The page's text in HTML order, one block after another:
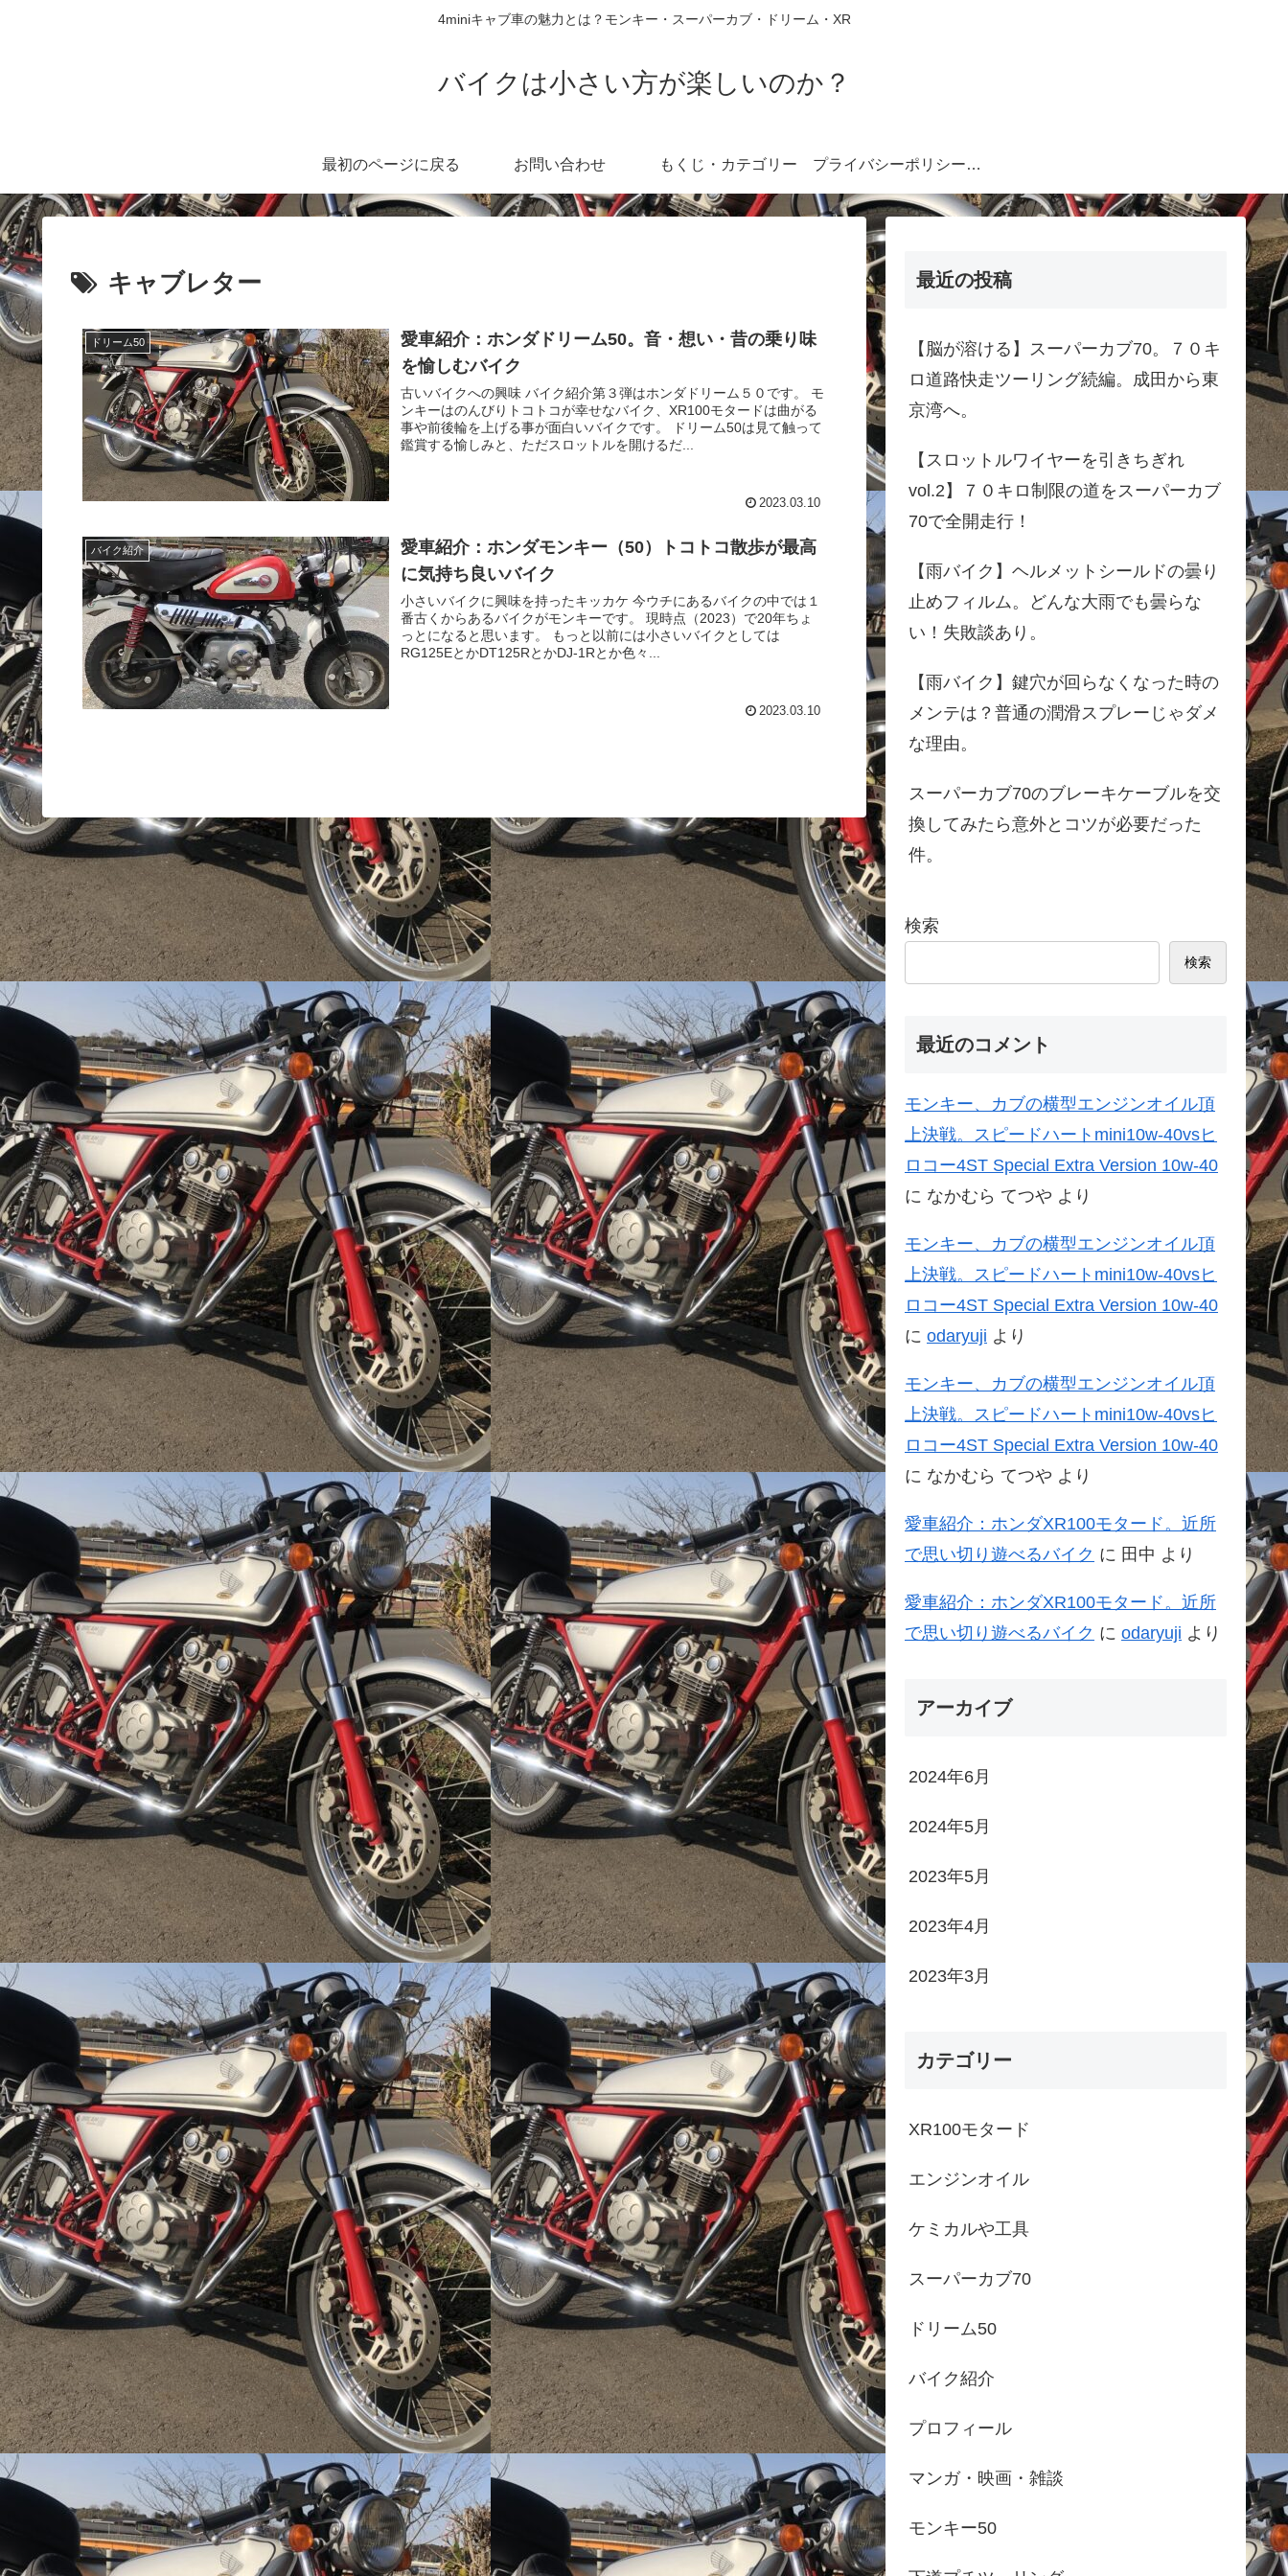
4miniキャブ車の魅力とは？モンキー・スーパーカブ・ドリーム・XR
バイクは小さい方が楽しいのか？
最初のページに戻る お問い合わせ もくじ・カテゴリー プライバシーポリシー・注意事項等
キャブレター
ドリーム50
愛車紹介：ホンダドリーム50。音・想い・昔の乗り味
を愉しむバイク
古いバイクへの興味 バイク紹介第３弾はホンダドリーム５０です。 モ
ンキーはのんびりトコトコが幸せなバイク、XR100モタードは曲がる
事や前後輪を上げる事が面白いバイクです。 ドリーム50は見て触って
鑑賞する愉しみと、ただスロットルを開けるだ...
2023.03.10
バイク紹介
愛車紹介：ホンダモンキー（50）トコトコ散歩が最高
に気持ち良いバイク
小さいバイクに興味を持ったキッカケ 今ウチにあるバイクの中では１
番古くからあるバイクがモンキーです。 現時点（2023）で20年ちょ
っとになると思います。 もっと以前には小さいバイクとしては
RG125EとかDT125RとかDJ-1Rとか色々...
2023.03.10
最近の投稿
【脳が溶ける】スーパーカブ70。７０キ
ロ道路快走ツーリング続編。成田から東
京湾へ。
【スロットルワイヤーを引きちぎれ
vol.2】７０キロ制限の道をスーパーカブ
70で全開走行！
【雨バイク】ヘルメットシールドの曇り
止めフィルム。どんな大雨でも曇らな
い！失敗談あり。
【雨バイク】鍵穴が回らなくなった時の
メンテは？普通の潤滑スプレーじゃダメ
な理由。
スーパーカブ70のブレーキケーブルを交
換してみたら意外とコツが必要だった
件。
検索
検索
最近のコメント
モンキー、カブの横型エンジンオイル頂
上決戦。スピードハートmini10w-40vsヒ
ロコー4ST Special Extra Version 10w-40
に なかむら てつや より
モンキー、カブの横型エンジンオイル頂
上決戦。スピードハートmini10w-40vsヒ
ロコー4ST Special Extra Version 10w-40
に odaryuji より
モンキー、カブの横型エンジンオイル頂
上決戦。スピードハートmini10w-40vsヒ
ロコー4ST Special Extra Version 10w-40
に なかむら てつや より
愛車紹介：ホンダXR100モタード。近所
で思い切り遊べるバイク に 田中 より
愛車紹介：ホンダXR100モタード。近所
で思い切り遊べるバイク に odaryuji より
アーカイブ
2024年6月
2024年5月
2023年5月
2023年4月
2023年3月
カテゴリー
XR100モタード
エンジンオイル
ケミカルや工具
スーパーカブ70
ドリーム50
バイク紹介
プロフィール
マンガ・映画・雑談
モンキー50